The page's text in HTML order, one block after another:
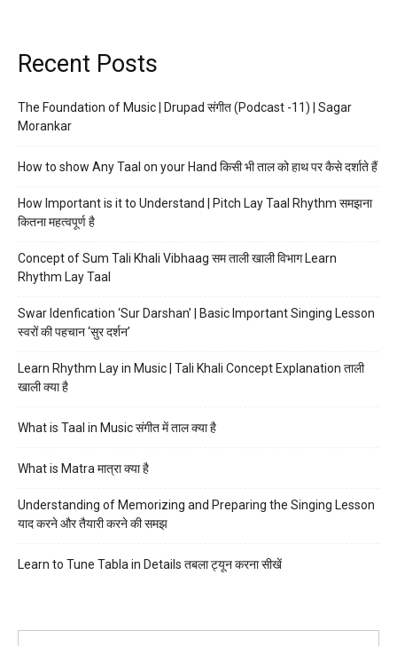
Recent Posts
The Foundation of Music | Drupad संगीत (Podcast -11) | Sagar
Morankar
How to show Any Taal on your Hand किसी भी ताल को हाथ पर कैसे दर्शाते हैं
How Important is it to Understand | Pitch Lay Taal Rhythm समझना
कितना महत्वपूर्ण है
Concept of Sum Tali Khali Vibhaag सम ताली खाली विभाग Learn
Rhythm Lay Taal
Swar Idenfication ‘Sur Darshan’ | Basic Important Singing Lesson
स्वरों की पहचान ‘सुर दर्शन’
Learn Rhythm Lay in Music | Tali Khali Concept Explanation ताली
खाली क्या है
What is Taal in Music संगीत में ताल क्या है
What is Matra मात्रा क्या है
Understanding of Memorizing and Preparing the Singing Lesson
याद करने और तैयारी करने की समझ
Learn to Tune Tabla in Details तबला ट्यून करना सीखें